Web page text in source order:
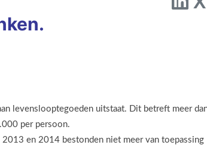
levenslooptegoeden uitstaat. Dit betreft meer
per persoon.
en 2014 bestonden niet meer van toepassing